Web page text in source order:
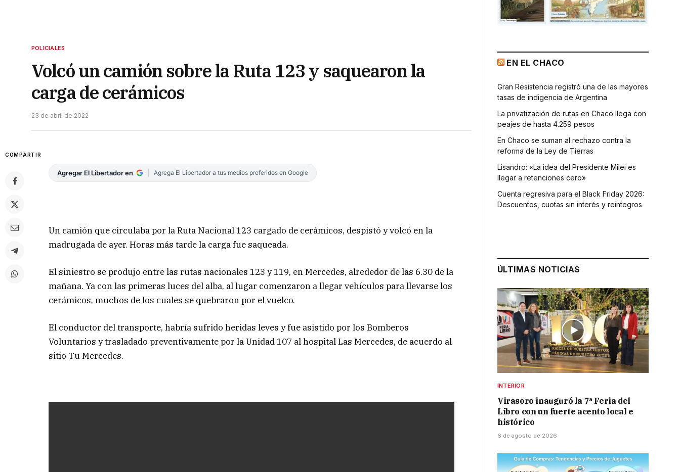
POLICIALES
Volcó un camión sobre la Ruta 123 y saquearon la
carga de cerámicos
23 de abril de 2022
COMPARTIR
Agregar El Libertador en Agrega El Libertador a tus medios preferidos en Google
Un camión que circulaba por la Ruta Nacional 123 cargado de cerámicos, despistó y volcó en la
madrugada de ayer. Horas más tarde la carga fue saqueada.
El siniestro se produjo entre las rutas nacionales 123 y 119, en Mercedes, alrededor de las 6.30 de la
mañana. Ya con las primeras luces del alba, al lugar comenzaron a llegar vehículos para llevarse los
cerámicos, muchos de los cuales se quebraron por el vuelco.
El conductor del transporte, habría sufrido heridas leves y fue asistido por los Bomberos
Voluntarios y trasladado preventivamente por la Unidad 107 al hospital Las Mercedes, de acuerdo al
sitio Tu Mercedes.
EN EL CHACO
Gran Resistencia registró una de las mayores
tasas de indigencia de Argentina
La privatización de rutas en Chaco llega con
peajes de hasta 4.259 pesos
En Chaco se suman al rechazo contra la
reforma de la Ley de Tierras
Lisandro: «La idea del Presidente Milei es
llegar a retenciones cero»
Cuenta regresiva para el Black Friday 2026:
Descuentos, cuotas sin interés y reintegros
ÚLTIMAS NOTICIAS
INTERIOR
Virasoro inauguró la 7ª Feria del
Libro con un fuerte acento local e
histórico
6 de agosto de 2026